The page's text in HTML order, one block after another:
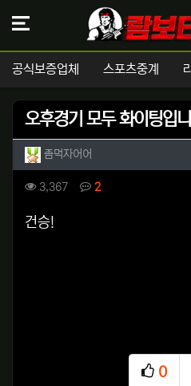
공식보증업체 스포츠중계
오후경기 모두 화이팅입
작성자 정보
좀먹자어어
컨텐츠 정보
3,367조회 2댓글
본문
건승!
0